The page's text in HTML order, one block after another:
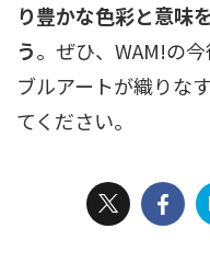
り豊かな色彩と意味
う。ぜひ、WAM!の
ブルアートが織りな
てください。